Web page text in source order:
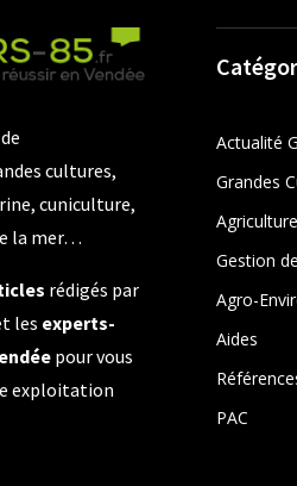
cultures,
cuniculture,
la mer…
rédigés par
les experts-
pour vous
exploitation
Actualité
Grandes
Gestion
Agro-
Aides
PAC